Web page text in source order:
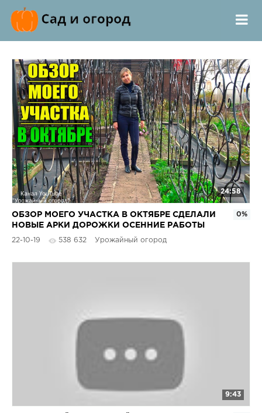
24:58
ОБЗОР МОЕГО УЧАСТКА В ОКТЯБРЕ СДЕЛАЛИ
НОВЫЕ АРКИ ДОРОЖКИ ОСЕННИЕ РАБОТЫ
ПРОДОЛЖАЮТСЯ
22-10-19 538 632 Урожайный огород
0%
9:43